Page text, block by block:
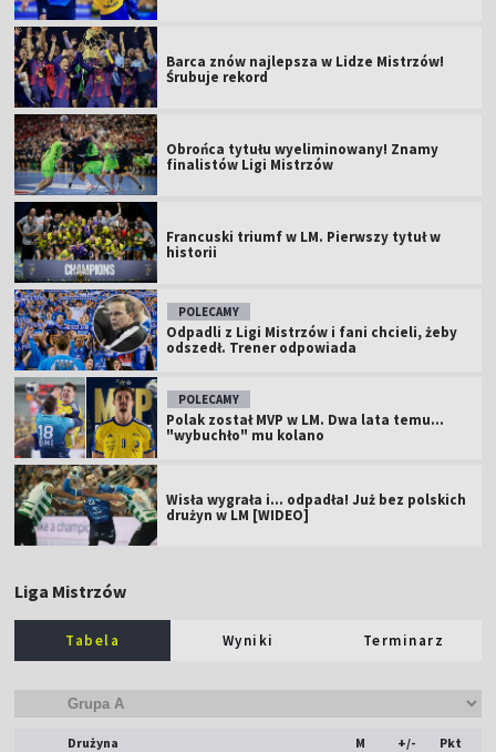
Barca znów najlepsza w Lidze Mistrzów!
Śrubuje rekord
Obrońca tytułu wyeliminowany! Znamy
finalistów Ligi Mistrzów
Francuski triumf w LM. Pierwszy tytuł w
historii
POLECAMY
Odpadli z Ligi Mistrzów i fani chcieli, żeby
odszedł. Trener odpowiada
POLECAMY
Polak został MVP w LM. Dwa lata temu...
"wybuchło" mu kolano
Wisła wygrała i... odpadła! Już bez polskich
drużyn w LM [WIDEO]
Liga Mistrzów
Tabela Wyniki Terminarz
Drużyna M +/- Pkt